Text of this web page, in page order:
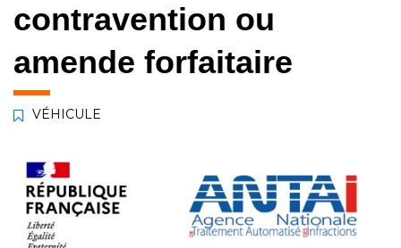
contravention ou
amende forfaitaire
VÉHICULE